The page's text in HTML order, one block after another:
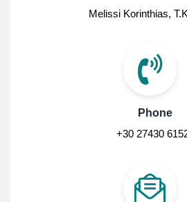
Melissi Korinthias,
Phone
+30 27430